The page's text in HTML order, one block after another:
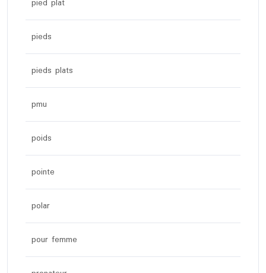
pied plat
pieds
pieds plats
pmu
poids
pointe
polar
pour femme